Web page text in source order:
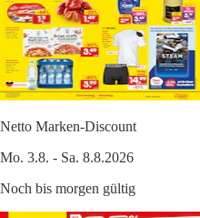
Netto Marken-Discount
Mo. 3.8. - Sa. 8.8.2026
Noch bis morgen gültig